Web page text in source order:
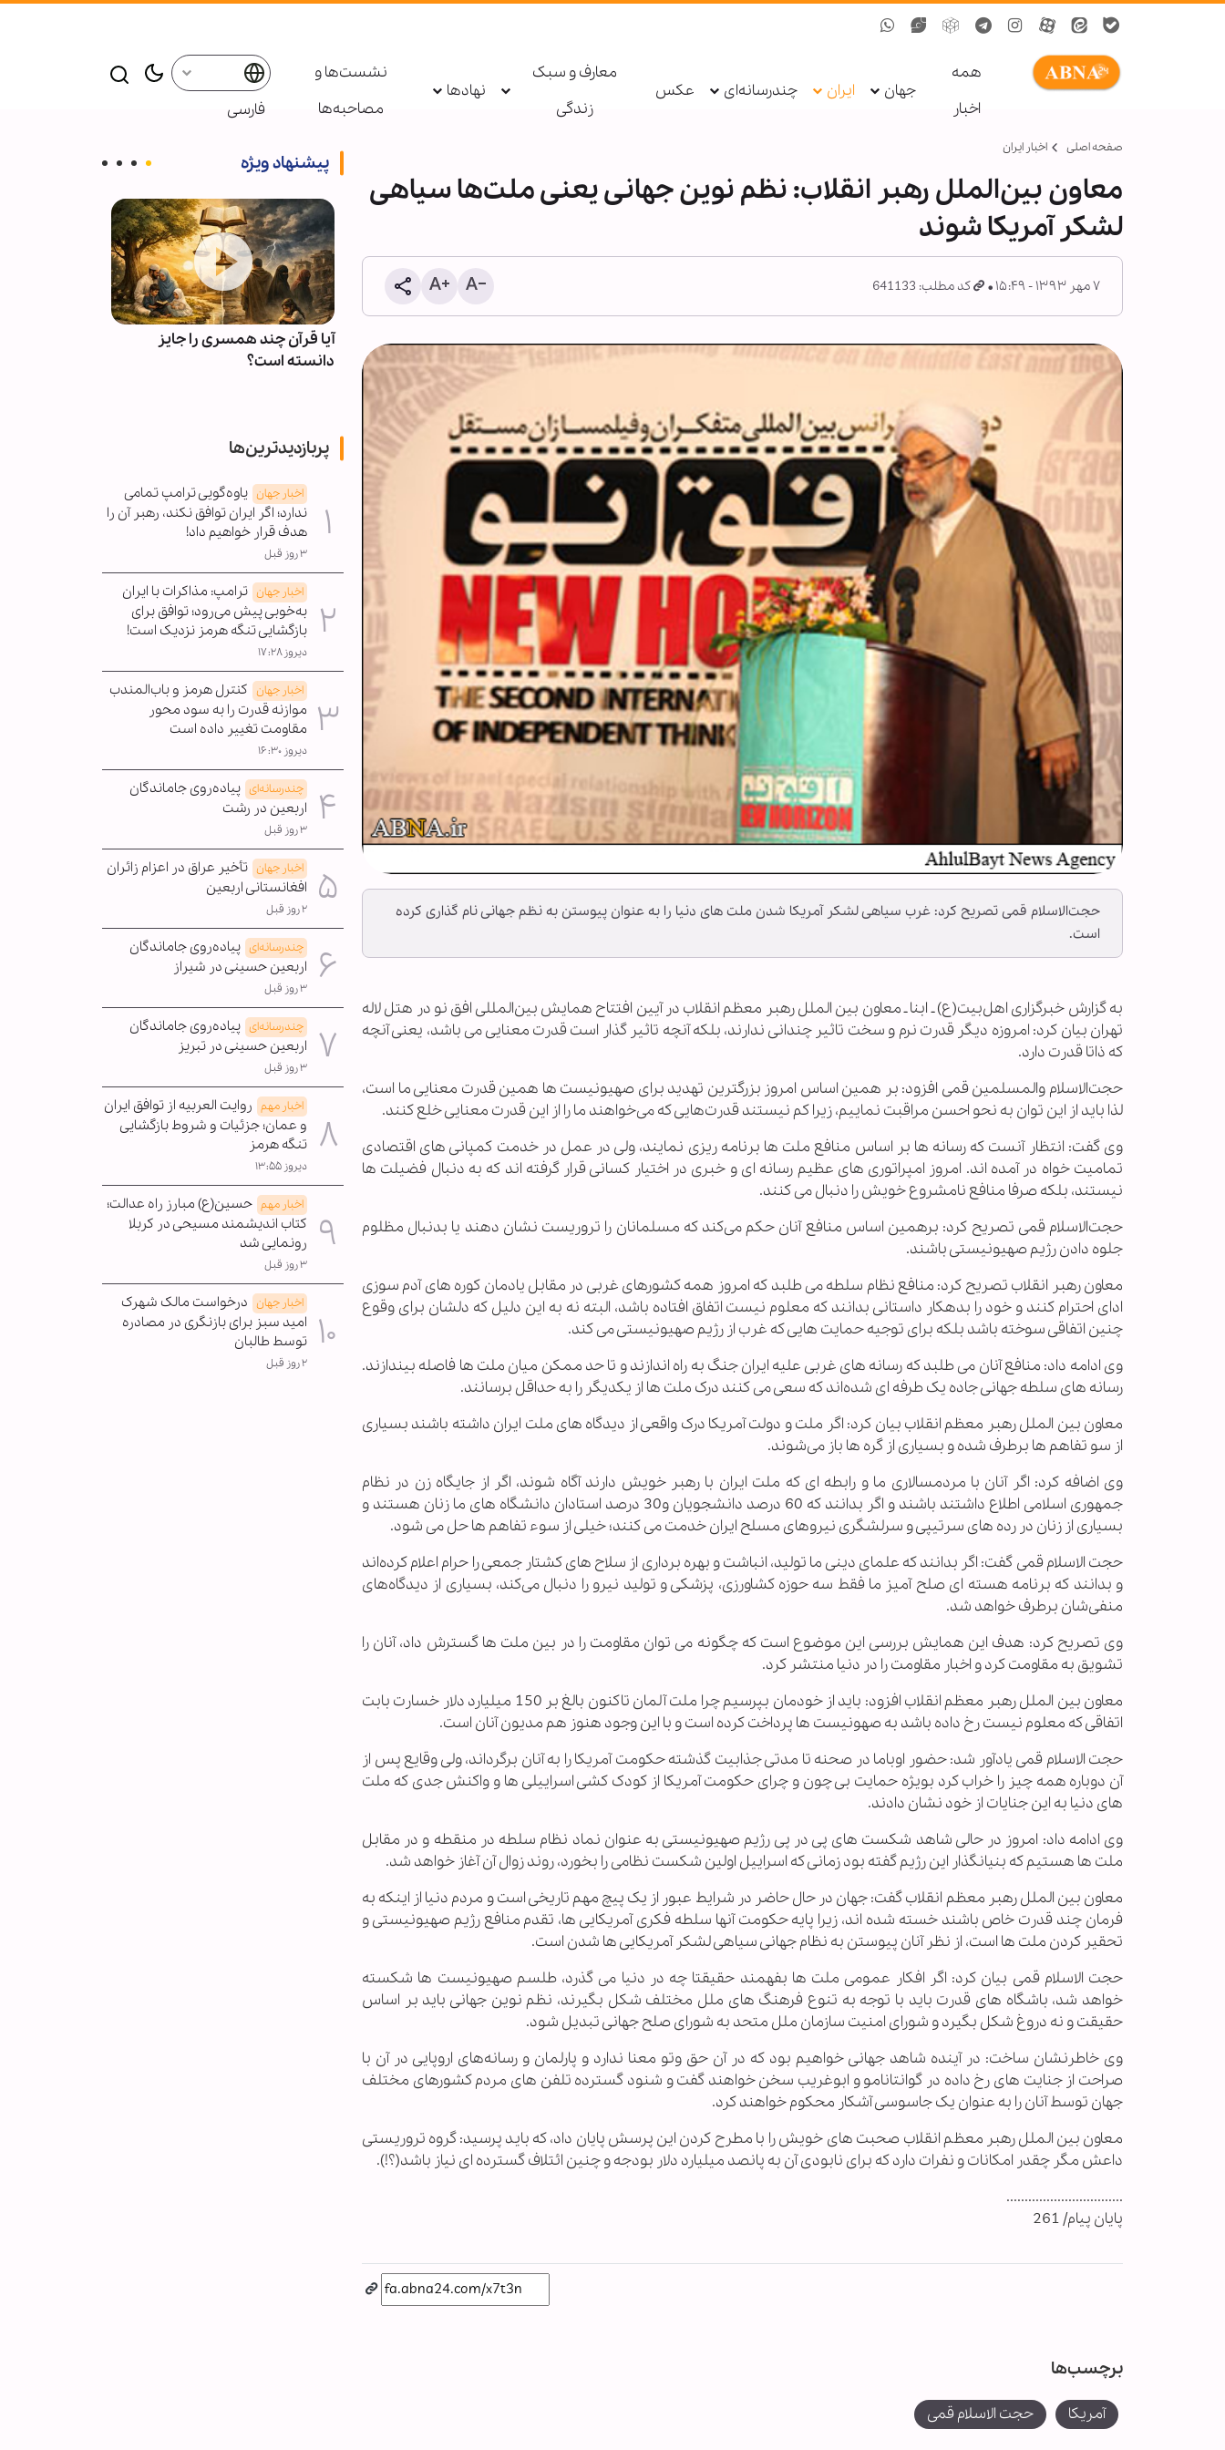
همه
اخبار
جهان ایران چندرسانه‌ای عکس
معارف و سبک
زندگی
نهادها
نشست‌ها و
مصاحبه‌ها
فارسی
صفحه اصلی اخبار ایران
معاون بین‌الملل رهبر انقلاب: نظم نوین جهانی یعنی ملت‌ها سیاهی
لشکر آمریکا شوند
۷ مهر ۱۳۹۳ - ۱۵:۴۹ کد مطلب: 641133
حجت‌الاسلام قمی تصریح کرد: غرب سیاهی لشکر آمریکا شدن ملت های دنیا را به عنوان پیوستن به نظم جهانی نام گذاری کرده
است.
به گزارش خبرگزاری اهل‌بیت(ع) ـ ابنا ـ معاون بین الملل رهبر معظم انقلاب در آیین افتتاح همایش بین‌المللی افق نو در هتل لاله
تهران بیان کرد: امروزه دیگر قدرت نرم و سخت تاثیر چندانی ندارند، بلکه آنچه تاثیر گذار است قدرت معنایی می باشد، یعنی آنچه
که ذاتا قدرت دارد.
حجت‌الاسلام والمسلمین قمی افزود: بر همین اساس امروز بزرگترین تهدید برای صهیونیست ها همین قدرت معنایی ما است،
لذا باید از این توان به نحو احسن مراقبت نماییم، زیرا کم نیستند قدرت‌هایی که می‌خواهند ما را از این قدرت معنایی خلع کنند.
وی گفت: انتظار آنست که رسانه ها بر اساس منافع ملت ها برنامه ریزی نمایند، ولی در عمل در خدمت کمپانی های اقتصادی
تمامیت خواه در آمده اند. امروز امپراتوری های عظیم رسانه ای و خبری در اختیار کسانی قرار گرفته اند که به دنبال فضیلت ها
نیستند، بلکه صرفا منافع نامشروع خویش را دنبال می کنند.
حجت‌الاسلام قمی تصریح کرد: برهمین اساس منافع آنان حکم می‌کند که مسلمانان را تروریست نشان دهند یا بدنبال مظلوم
جلوه دادن رژیم صهیونیستی باشند.
معاون رهبر انقلاب تصریح کرد: منافع نظام سلطه می طلبد که امروز همه کشورهای غربی در مقابل یادمان کوره های آدم سوزی
ادای احترام کنند و خود را بدهکار داستانی بدانند که معلوم نیست اتفاق افتاده باشد، البته نه به این دلیل که دلشان برای وقوع
چنین اتفاقی سوخته باشد بلکه برای توجیه حمایت هایی که غرب از رژیم صهیونیستی می کند.
وی ادامه داد: منافع آنان می طلبد که رسانه های غربی علیه ایران جنگ به راه اندازند و تا حد ممکن میان ملت ها فاصله بیندازند.
رسانه های سلطه جهانی جاده یک طرفه ای شده‌اند که سعی می کنند درک ملت ها از یکدیگر را به حداقل برسانند.
معاون بین الملل رهبر معظم انقلاب بیان کرد: اگر ملت و دولت آمریکا درک واقعی از دیدگاه های ملت ایران داشته باشند بسیاری
از سو تفاهم ها برطرف شده و بسیاری از گره ها باز می‌شوند.
وی اضافه کرد: اگر آنان با مردمسالاری ما و رابطه ای که ملت ایران با رهبر خویش دارند آگاه شوند، اگر از جایگاه زن در نظام
جمهوری اسلامی اطلاع داشتند باشند و اگر بدانند که 60 درصد دانشجویان و30 درصد استادان دانشگاه های ما زنان هستند و
بسیاری از زنان در رده های سرتیپی و سرلشگری نیروهای مسلح ایران خدمت می کنند؛ خیلی از سوء تفاهم ها حل می شود.
حجت الاسلام قمی گفت: اگر بدانند که علمای دینی ما تولید، انباشت و بهره برداری از سلاح های کشتار جمعی را حرام اعلام کرده‌اند
و بدانند که برنامه هسته ای صلح آمیز ما فقط سه حوزه کشاورزی، پزشکی و تولید نیرو را دنبال می‌کند، بسیاری از دیدگاه‌های
منفی‌شان برطرف خواهد شد.
وی تصریح کرد: هدف این همایش بررسی این موضوع است که چگونه می توان مقاومت را در بین ملت ها گسترش داد، آنان را
تشویق به مقاومت کرد و اخبار مقاومت را در دنیا منتشر کرد.
معاون بین الملل رهبر معظم انقلاب افزود: باید از خودمان بپرسیم چرا ملت آلمان تاکنون بالغ بر 150 میلیارد دلار خسارت بابت
اتفاقی که معلوم نیست رخ داده باشد به صهونیست ها پرداخت کرده است و با این وجود هنوز هم مدیون آنان است.
حجت الاسلام قمی یادآور شد: حضور اوباما در صحنه تا مدتی جذابیت گذشته حکومت آمریکا را به آنان برگرداند، ولی وقایع پس از
آن دوباره همه چیز را خراب کرد بویژه حمایت بی چون و چرای حکومت آمریکا از کودک کشی اسراییلی ها و واکنش جدی که ملت
های دنیا به این جنایات از خود نشان دادند.
وی ادامه داد: امروز در حالی شاهد شکست های پی در پی رژیم صهیونیستی به عنوان نماد نظام سلطه در منقطه و در مقابل
ملت ها هستیم که بنیانگذار این رژیم گفته بود زمانی که اسراییل اولین شکست نظامی را بخورد، روند زوال آن آغاز خواهد شد.
معاون بین الملل رهبر معظم انقلاب گفت: جهان در حال حاضر در شرایط عبور از یک پیچ مهم تاریخی است و مردم دنیا از اینکه به
فرمان چند قدرت خاص باشند خسته شده اند، زیرا پایه حکومت آنها سلطه فکری آمریکایی ها، تقدم منافع رژیم صهیونیستی و
تحقیر کردن ملت ها است، از نظر آنان پیوستن به نظام جهانی سیاهی لشکر آمریکایی ها شدن است.
حجت الاسلام قمی بیان کرد: اگر افکار عمومی ملت ها بفهمند حقیقتا چه در دنیا می گذرد، طلسم صهیونیست ها شکسته
خواهد شد، باشگاه های قدرت باید با توجه به تنوع فرهنگ های ملل مختلف شکل بگیرند، نظم نوین جهانی باید بر اساس
حقیقت و نه دروغ شکل بگیرد و شورای امنیت سازمان ملل متحد به شورای صلح جهانی تبدیل شود.
وی خاطرنشان ساخت: در آینده شاهد جهانی خواهیم بود که در آن حق وتو معنا ندارد و پارلمان و رسانه‌های اروپایی در آن با
صراحت از جنایت های رخ داده در گوانتانامو و ابوغریب سخن خواهند گفت و شنود گسترده تلفن های مردم کشورهای مختلف
جهان توسط آنان را به عنوان یک جاسوسی آشکار محکوم خواهند کرد.
معاون بین الملل رهبر معظم انقلاب صحبت های خویش را با مطرح کردن این پرسش پایان داد، که باید پرسید: گروه تروریستی
داعش مگر چقدر امکانات و نفرات دارد که برای نابودی آن به پانصد میلیارد دلار بودجه و چنین ائتلاف گسترده ای نیاز باشد(؟!).
................................
پایان پیام/ 261
برچسب‌ها
آمریکا حجت الاسلام قمی
پیشنهاد ویژه
مقابله شیطان‌ها با جمهوری
اسلامی، نشانه صدق وعده الهی
آیا قرآن چند همسری را جایز
دانسته است؟
پربازدیدترین‌ها
اخبار جهان یاوه‌گویی ترامپ تمامی
ندارد؛ اگر ایران توافق نکند، رهبر آن را
هدف قرار خواهیم داد!
۳ روز قبل
اخبار جهان ترامپ: مذاکرات با ایران
به‌خوبی پیش می‌رود؛ توافق برای
بازگشایی تنگه هرمز نزدیک است!
دیروز ۱۷:۲۸
اخبار جهان کنترل هرمز و باب‌المندب
موازنه قدرت را به سود محور
مقاومت تغییر داده است
دیروز ۱۶:۳۰
چندرسانه‌ای پیاده‌روی جاماندگان
اربعین در رشت
۳ روز قبل
اخبار جهان تأخیر عراق در اعزام زائران
افغانستانی اربعین
۲ روز قبل
چندرسانه‌ای پیاده‌روی جاماندگان
اربعین حسینی در شیراز
۳ روز قبل
چندرسانه‌ای پیاده‌روی جاماندگان
اربعین حسینی در تبریز
۳ روز قبل
اخبار مهم روایت العربیه از توافق ایران
و عمان؛ جزئیات و شروط بازگشایی
تنگه هرمز
دیروز ۱۳:۵۵
اخبار مهم حسین(ع) مبارز راه عدالت؛
کتاب اندیشمند مسیحی در کربلا
رونمایی شد
۳ روز قبل
اخبار جهان درخواست مالک شهرک
امید سبز برای بازنگری در مصادره
توسط طالبان
۲ روز قبل